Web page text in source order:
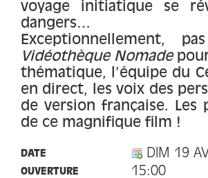
voyage initiatique se
dangers…
Exceptionnellement,
Vidéothèque Nomadepour
thématique, l’équipe du
en direct, les voix des
de version française.
de ce magnifique film !
DATE DIM 19
OUVERTURE 15:00